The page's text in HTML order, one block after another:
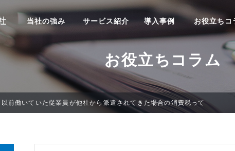
当社の強み サービス紹介 導入事例 お役立ちコ
お役立ちコラム
以前働いていた従業員が他社から派遣されてきた場合の消費税って